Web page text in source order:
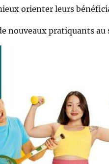
orienter leurs
nouveaux pratiquants au